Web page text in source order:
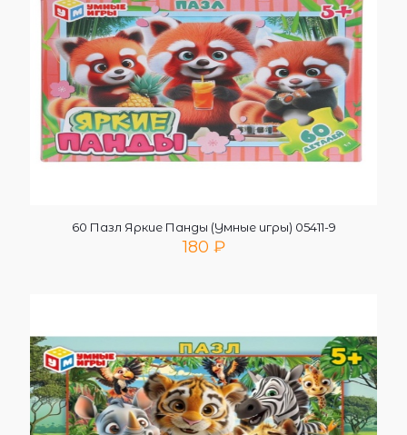
60 Пазл Яркие Панды (Умные игры) 05411-9
180 ₽